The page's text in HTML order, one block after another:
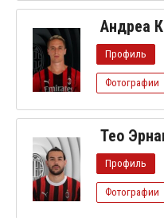
Андреа
Профиль
Фотографии
Тео
Профиль
Фотографии